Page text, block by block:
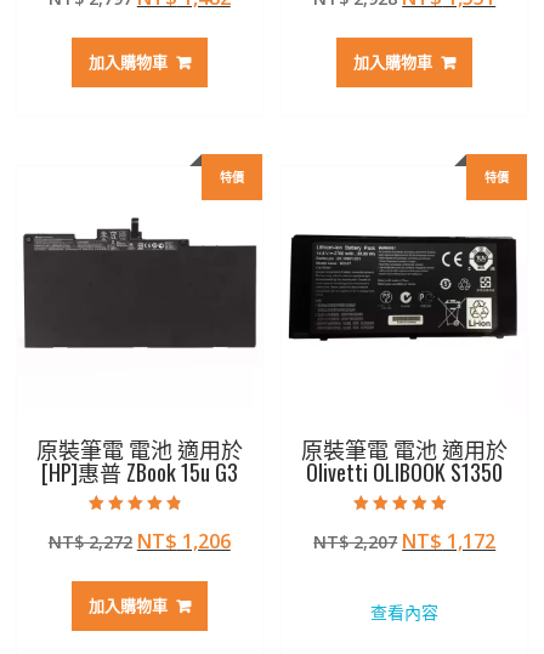
滿分 5
價
格：
加入購物車
滿分 5
價
格：
加入購物車
特價
原裝筆電 電池 適用於
[HP]惠普 ZBook 15u G3
4.50
滿分 5
NT$2,272 原
價
格：
NT$ 1,206目
加入購物車
特價
原裝筆電 電池 適用於
Olivetti OLIBOOK S1350
5.00
滿分 5
NT$2,207 原
格：
NT$ 1,172目
查看內容